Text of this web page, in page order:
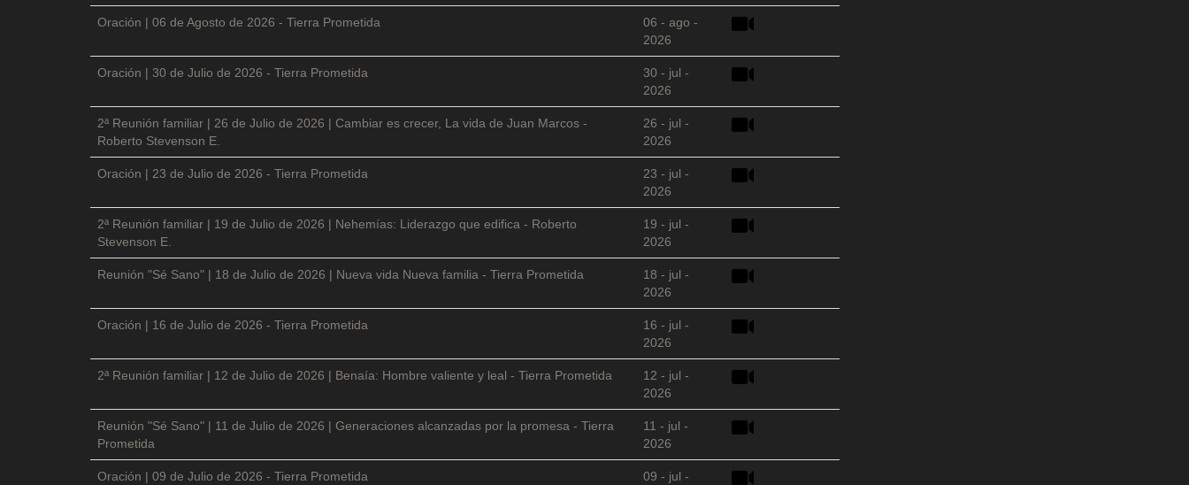
Oración | 06 de Agosto de 2026 - Tierra Prometida
06 - ago -
2026
Oración | 30 de Julio de 2026 - Tierra Prometida
30 - jul -
2026
2ª Reunión familiar | 26 de Julio de 2026 | Cambiar es crecer, La vida de Juan Marcos -
Roberto Stevenson E.
26 - jul -
2026
Oración | 23 de Julio de 2026 - Tierra Prometida
23 - jul -
2026
2ª Reunión familiar | 19 de Julio de 2026 | Nehemías: Liderazgo que edifica - Roberto
Stevenson E.
19 - jul -
2026
Reunión "Sé Sano" | 18 de Julio de 2026 | Nueva vida Nueva familia - Tierra Prometida
18 - jul -
2026
Oración | 16 de Julio de 2026 - Tierra Prometida
16 - jul -
2026
2ª Reunión familiar | 12 de Julio de 2026 | Benaía: Hombre valiente y leal - Tierra Prometida
12 - jul -
2026
Reunión "Sé Sano" | 11 de Julio de 2026 | Generaciones alcanzadas por la promesa - Tierra
Prometida
11 - jul -
2026
Oración | 09 de Julio de 2026 - Tierra Prometida
09 - jul -